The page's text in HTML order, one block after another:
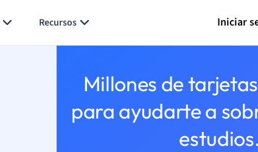
Recursos Iniciar
Millones de
para ayudarte a
estudios.